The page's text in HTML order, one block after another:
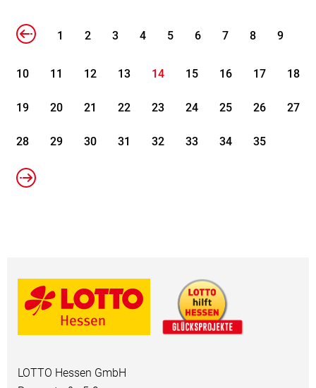
1 2 3 4 5 6 7 8 9
10 11 12 13 14 15 16 17 18
19 20 21 22 23 24 25 26 27
28 29 30 31 32 33 34 35
LOTTO Hessen GmbH